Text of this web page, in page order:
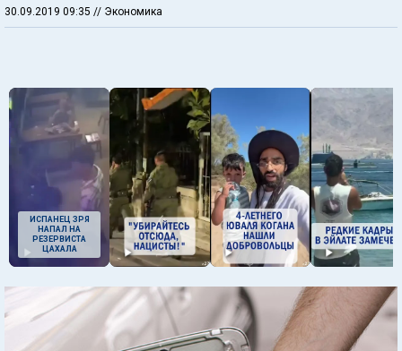
30.09.2019 09:35 // Экономика
ИСПАНЕЦ ЗРЯ
НАПАЛ НА
РЕЗЕРВИСТА
ЦАХАЛА